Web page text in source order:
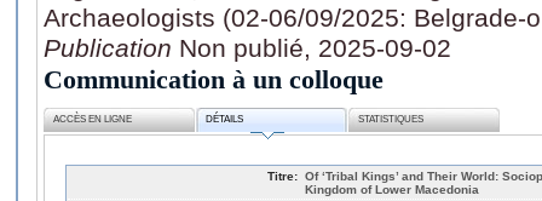
Archaeologists (02-06/09/2025: Belgrade-
Publication Non publié, 2025-09-02
Communication à un colloque
ACCÈS EN LIGNE DÉTAILS STATISTIQUES
Titre: Of ‘Tribal Kings’ and Their World:
Kingdom of Lower Macedonia